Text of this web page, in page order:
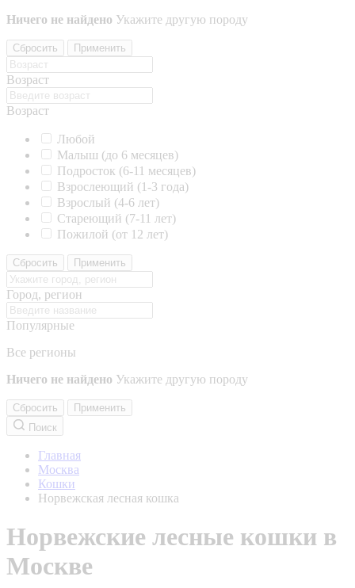
Ничего не найдено Укажите другую породу
Сбросить Применить
Возраст
Возраст
Любой
Малыш (до 6 месяцев)
Подросток (6-11 месяцев)
Взрослеющий (1-3 года)
Взрослый (4-6 лет)
Стареющий (7-11 лет)
Пожилой (от 12 лет)
Сбросить Применить
Город, регион
Популярные
Все регионы
Ничего не найдено Укажите другую породу
Сбросить
Применить
Поиск
Главная
Москва
Кошки
Норвежская лесная кошка
Норвежские лесные кошки в
Москве